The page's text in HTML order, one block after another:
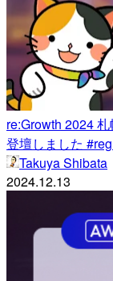
re:Growth 2024
登壇しました
Takuya Shibata
2024.12.13